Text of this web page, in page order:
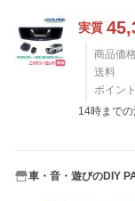
実質
商品価格
送料
ポイント
14時までの
車・音・遊びのDIY